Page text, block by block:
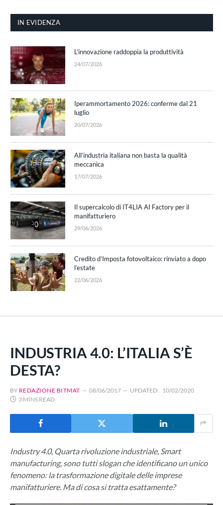
IN EVIDENZA
L’innovazione raddoppia la produttività
24/07/2026
Iperammortamento 2026: conferme dal 21
luglio
20/07/2026
All’industria italiana non basta la qualità
meccanica
17/07/2026
Il supercalcolo di IT4LIA AI Factory per il
manifatturiero
29/06/2026
Credito d’Imposta fotovoltaico: rinviato a dopo
l’estate
22/06/2026
INDUSTRIA 4.0: L’ITALIA S’È
DESTA?
BY REDAZIONE BITMAT 08/06/2017 UPDATED: 10/02/2020
3 MINS READ
Industry 4.0, Quarta rivoluzione industriale, Smart
manufacturing, sono tutti slogan che identificano un unico
fenomeno: la trasformazione digitale delle imprese
manifatturiere. Ma di cosa si tratta esattamente?